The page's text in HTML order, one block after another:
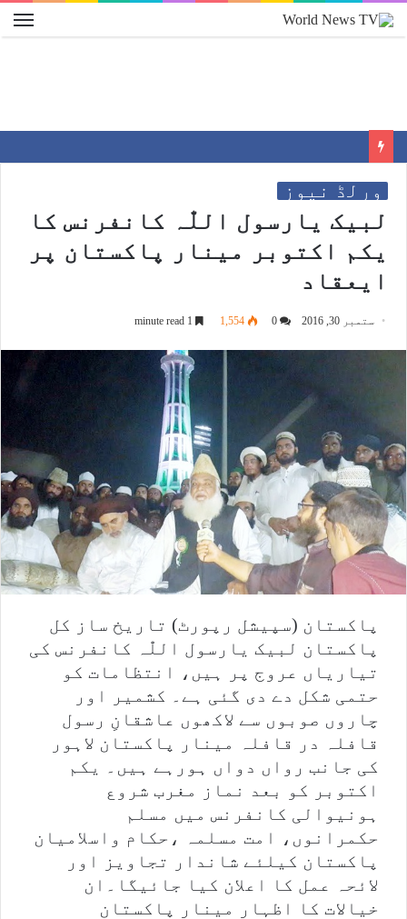
ورلڈ نیوز
لبیک یارسول اللّٰہ کانفرنس کا
یکم اکتوبر مینار پاکستان پر
ایعقاد
ستمبر 30, 2016 1,554
پاکستان (سپیشل رپورٹ) تاریخ ساز کل
پاکستان لبیک یارسول اللّٰہ کانفرنس کی
تیاریاں عروج پر ہیں، انتظامات کو
حتمی شکل دے دی گئی ہے۔ کشمیر اور
چاروں صوبوں سے لاکھوں عاشقانِ رسول
قافلہ در قافلہ مینار پاکستان لاہور
کی جانب رواں دواں ہورہے ہیں۔ یکم
اکتوبر کو بعد نماز مغرب شروع
ہونیوالی کانفرنس میں مسلم
حکمرانوں، امت مسلمہ ،حکام واسلامیان
پاکستان کیلئے شاندار تجاویز اور
لائحہ عمل کا اعلان کیا جائیگا۔ان
خیالات کا اظہار مینار پاکستان